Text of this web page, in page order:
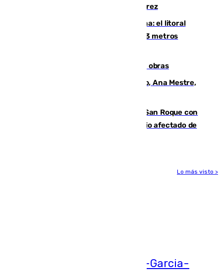
su turismo en la A-480 a la altura de Jerez
Julio supera a junio en basura marina: el litoral
occidental malagueño recoge más de 33 metros
El Cádiz se afila ante un Granada en obras
La nueva presidenta del Parlamento, Ana Mestre,
Estabilizado el incendio forestal de San Roque con
19 familias aún desalojadas y un domicilio afectado de
Lo más visto >